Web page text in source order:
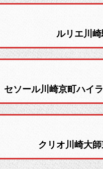
ルリエ川
セソール川崎京町ハイ
クリオ川崎大